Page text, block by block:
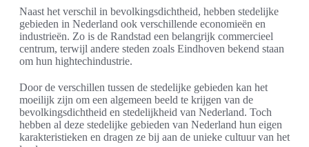
Naast het verschil in bevolkingsdichtheid, hebben stedelijke
gebieden in Nederland ook verschillende economieën en
industrieën. Zo is de Randstad een belangrijk commercieel
centrum, terwijl andere steden zoals Eindhoven bekend staan
om hun hightechindustrie.
Door de verschillen tussen de stedelijke gebieden kan het
moeilijk zijn om een algemeen beeld te krijgen van de
bevolkingsdichtheid en stedelijkheid van Nederland. Toch
hebben al deze stedelijke gebieden van Nederland hun eigen
karakteristieken en dragen ze bij aan de unieke cultuur van het